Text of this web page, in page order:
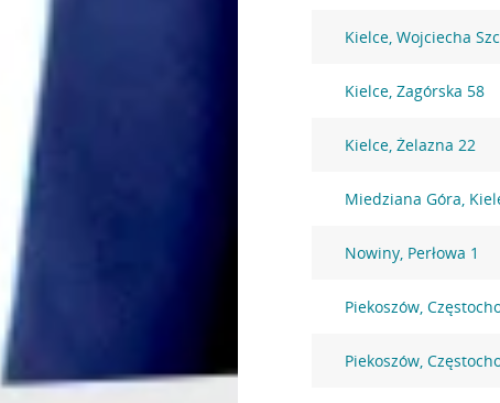
Kielce, Wojciecha
Kielce, Zagórska 58
Kielce, Żelazna 22
Miedziana Góra,
Nowiny, Perłowa 1
Piekoszów,
Piekoszów,